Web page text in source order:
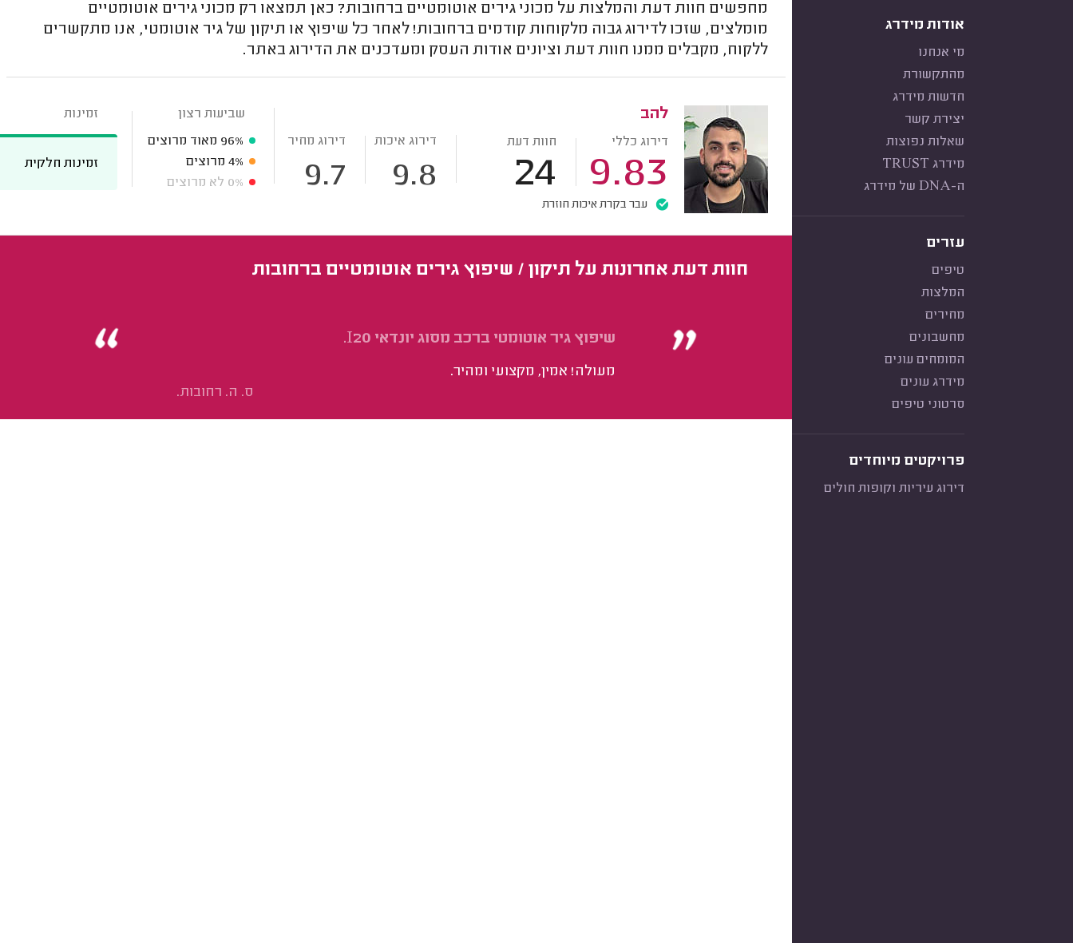
אודות מידרג
מי אנחנו
מהתקשורת
חדשות מידרג
יצירת קשר
שאלות נפוצות
מידרג TRUST
ה-DNA של מידרג
עזרים
טיפים
המלצות
מחירים
מחשבונים
המומחים עונים
מידרג עונים
סרטוני טיפים
פרויקטים מיוחדים
דירוג עיריות וקופות חולים
מחפשים חוות דעת והמלצות על מכוני גירים אוטומטיים ברחובות? כאן תמצאו רק מכוני גירים אוטומטיים
מומלצים, שזכו לדירוג גבוה מלקוחות קודמים ברחובות! לאחר כל שיפוץ או תיקון של גיר אוטומטי, אנו מתקשרים
ללקוח, מקבלים ממנו חוות דעת וציונים אודות העסק ומעדכנים את הדירוג באתר.
להב
דירוג כללי
9.83
חוות דעת
24
דירוג איכות
9.8
דירוג מחיר
9.7
עבר בקרת איכות חוזרת
שביעות רצון
96% מאוד מרוצים
4% מרוצים
0% לא מרוצים
זמינות
זמינות חלקית
חוות דעת אחרונות על תיקון / שיפוץ גירים אוטומטיים ברחובות
שיפוץ גיר אוטומטי ברכב מסוג יונדאי I20.
מעולה! אמין, מקצועי ומהיר.
ס. ה. רחובות.